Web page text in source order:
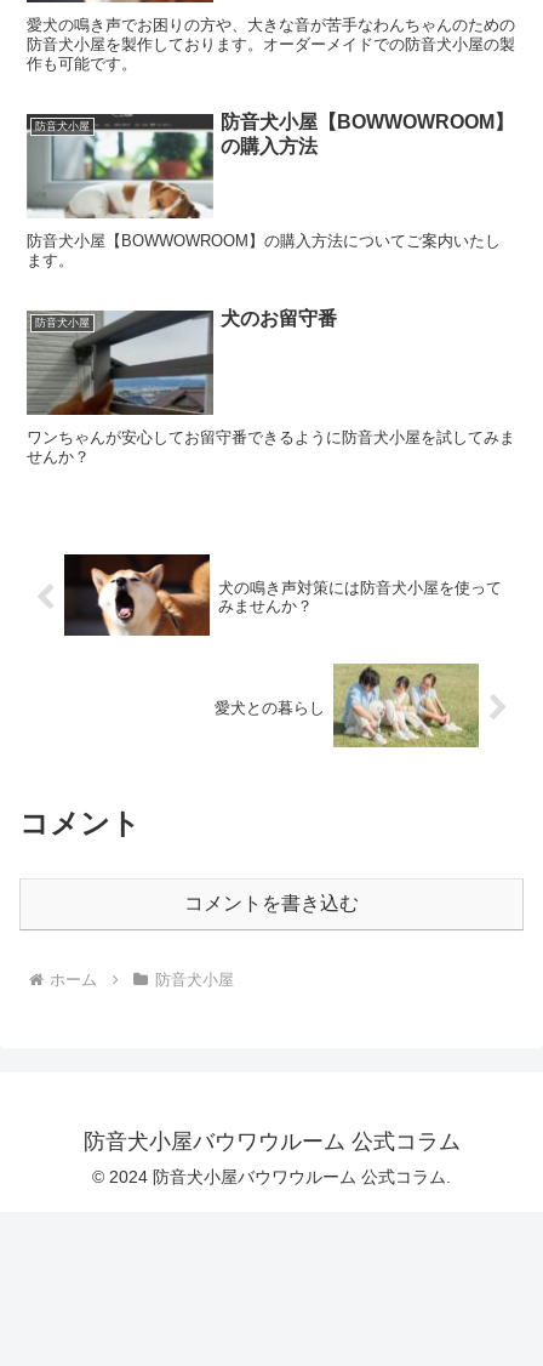
愛犬の鳴き声でお困りの方や、大きな音が苦手なわんちゃんのための
防音犬小屋を製作しております。オーダーメイドでの防音犬小屋の製
作も可能です。
防音犬小屋
防音犬小屋【BOWWOWROOM】
の購入方法
防音犬小屋【BOWWOWROOM】の購入方法についてご案内いたし
ます。
防音犬小屋 犬のお留守番
ワンちゃんが安心してお留守番できるように防音犬小屋を試してみま
せんか？
犬の鳴き声対策には防音犬小屋を使って
みませんか？
愛犬との暮らし
コメント
コメントを書き込む
ホーム 防音犬小屋
防音犬小屋バウワウルーム 公式コラム
© 2024 防音犬小屋バウワウルーム 公式コラム.